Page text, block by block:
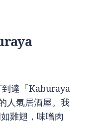
到達「Kaburaya
人氣居酒屋。我
雞翅，味噌肉